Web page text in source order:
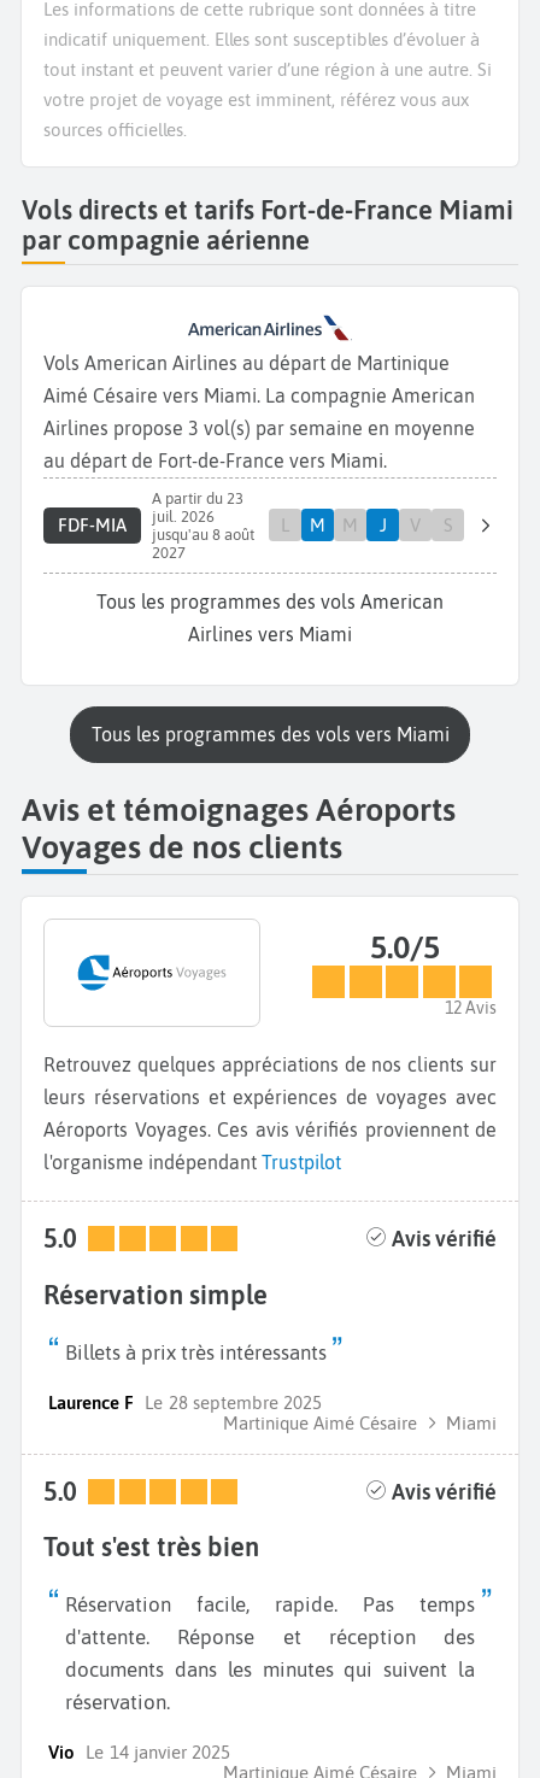
Les informations de cette rubrique sont données à titre
indicatif uniquement. Elles sont susceptibles d’évoluer à
tout instant et peuvent varier d’une région à une autre. Si
votre projet de voyage est imminent, référez vous aux
sources officielles.
Vols directs et tarifs Fort-de-France Miami
par compagnie aérienne
Vols American Airlines au départ de Martinique
Aimé Césaire vers Miami. La compagnie American
Airlines propose 3 vol(s) par semaine en moyenne
au départ de Fort-de-France vers Miami.
FDF-MIA
A partir du 23
juil. 2026
jusqu'au 8 août
2027
L M M J V S
Tous les programmes des vols American
Airlines vers Miami
Tous les programmes des vols vers Miami
Avis et témoignages Aéroports
Voyages de nos clients
5.0/5
12 Avis
Retrouvez quelques appréciations de nos clients sur
leurs réservations et expériences de voyages avec
Aéroports Voyages. Ces avis vérifiés proviennent de
l'organisme indépendant Trustpilot
5.0 Avis vérifié
Réservation simple
Billets à prix très intéressants
Laurence F Le 28 septembre 2025
Martinique Aimé Césaire
Miami
5.0 Avis vérifié
Tout s'est très bien
Réservation facile, rapide. Pas temps
d'attente. Réponse et réception des
documents dans les minutes qui suivent la
réservation.
Vio Le 14 janvier 2025
Martinique Aimé Césaire
Miami